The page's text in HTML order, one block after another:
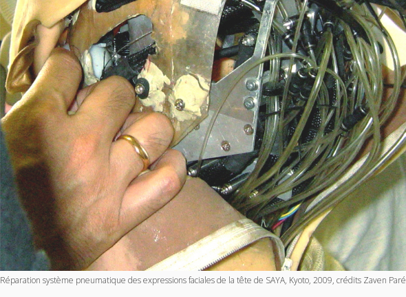
Réparation système pneumatique des expressions faciales de la tête de SAYA, Kyoto, 2009, crédits Zaven Paré